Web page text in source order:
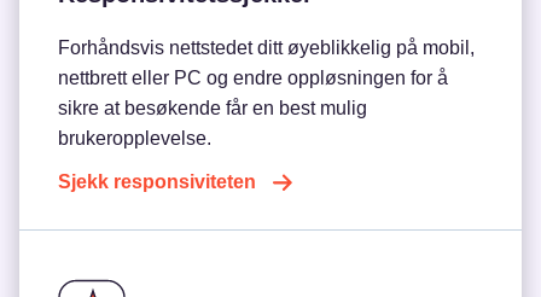
Forhåndsvis nettstedet ditt øyeblikkelig på mobil,
nettbrett eller PC og endre oppløsningen for å
sikre at besøkende får en best mulig
brukeropplevelse.
Sjekk responsiviteten